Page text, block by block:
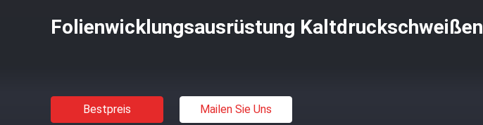
Folienwicklungsausrüstung Kaltdruckschweißen
Bestpreis Mailen Sie Uns